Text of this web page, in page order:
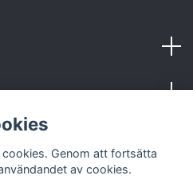
Genom att fortsätta
av cookies.